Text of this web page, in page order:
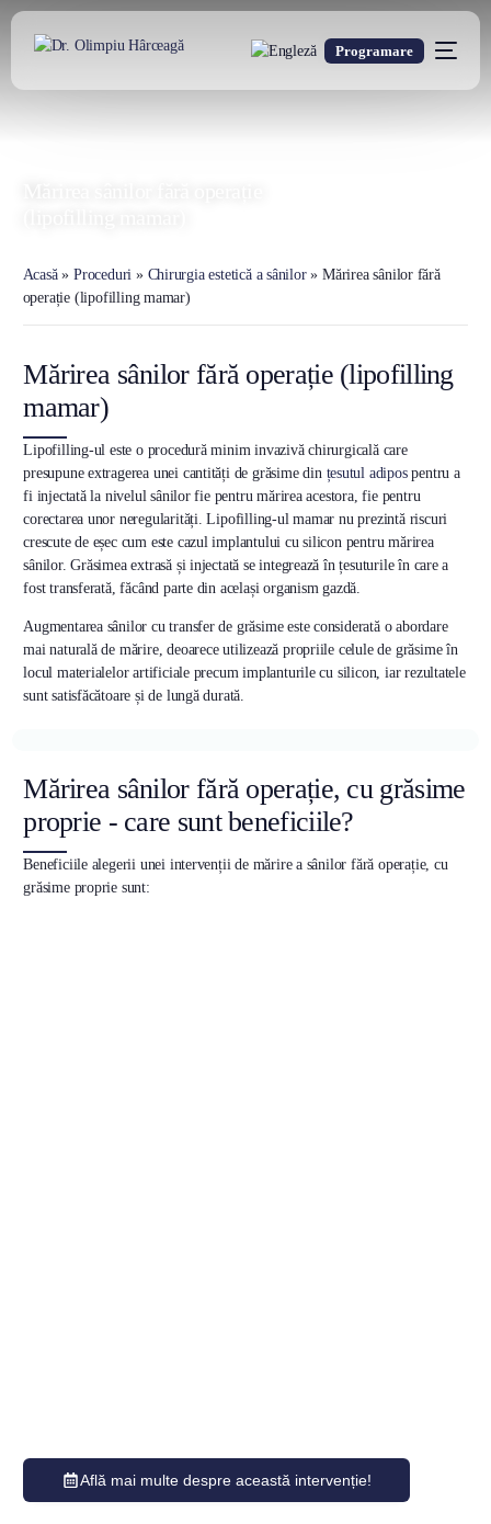
Programare
Acasă»Proceduri » Chirurgia estetică a sânilor»Mărirea sânilor fără
operație (lipofilling mamar)
Mărirea sânilor fără operație (lipofilling
mamar)
Lipofilling-ul este o procedură minim invazivă chirurgicală care
presupune extragerea unei cantități de grăsime din țesutul adipospentru a
fi injectată la nivelul sânilor fie pentru mărirea acestora, fie pentru
corectarea unor neregularități. Lipofilling-ul mamar nu prezintă riscuri
crescute de eșec cum este cazul implantului cu silicon pentru mărirea
sânilor. Grăsimea extrasă și injectată se integrează în țesuturile în care a
fost transferată, făcând parte din același organism gazdă.
Augmentarea sânilor cu transfer de grăsime este considerată o abordare
mai naturală de mărire, deoarece utilizează propriile celule de grăsime în
locul materialelor artificiale precum implanturile cu silicon, iar rezultatele
sunt satisfăcătoare și de lungă durată.
Mărirea sânilor fără operație, cu grăsime
proprie - care sunt beneficiile?
Beneficiile alegerii unei intervenții de mărire a sânilor fără operație, cu
grăsime proprie sunt:
Află mai multe despre această intervenție!